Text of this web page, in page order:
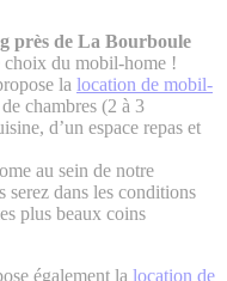
près de La Bourboule
choix du mobil-home !
la location de mobil-
chambres (2 à 3
d’un espace repas et
au sein de notre
serez dans les conditions
plus beaux coins
également la location de